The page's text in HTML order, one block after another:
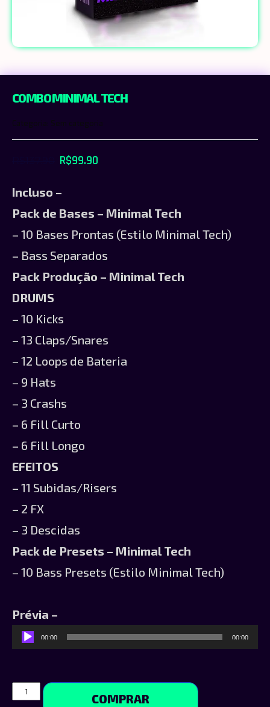
COMBO MINIMAL TECH
Categoria: Sem categoria
R$99.90
Incluso –
Pack de Bases – Minimal Tech
– 10 Bases Prontas (Estilo Minimal Tech)
– Bass Separados
Pack Produção – Minimal Tech
DRUMS
– 10 Kicks
– 13 Claps/Snares
– 12 Loops de Bateria
– 9 Hats
– 3 Crashs
– 6 Fill Curto
– 6 Fill Longo
EFEITOS
– 11 Subidas/Risers
– 2 FX
– 3 Descidas
Pack de Presets – Minimal Tech
– 10 Bass Presets (Estilo Minimal Tech)
Prévia –
Tocador
00:00 00:00
COMPRAR